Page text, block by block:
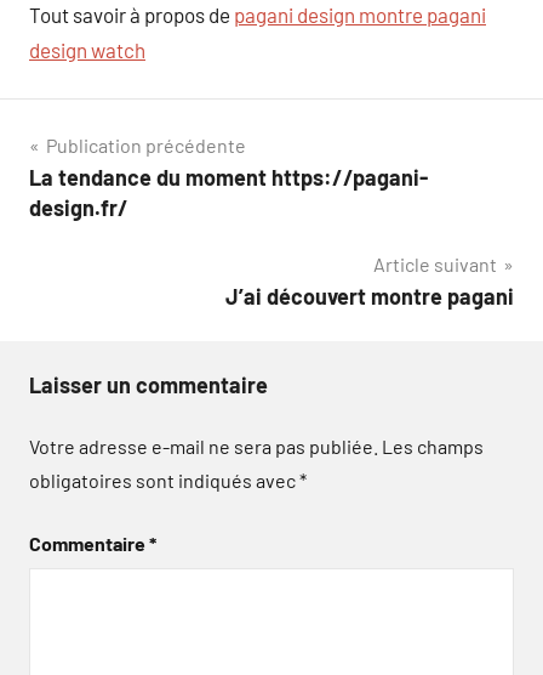
Tout savoir à propos de pagani design montre pagani
design watch
Navigation
de
Publication précédente
La tendance du moment https://pagani-
design.fr/
Article suivant
J’ai découvert montre pagani
Laisser un commentaire
Votre adresse e-mail ne sera pas publiée. Les champs
obligatoires sont indiqués avec*
Commentaire*